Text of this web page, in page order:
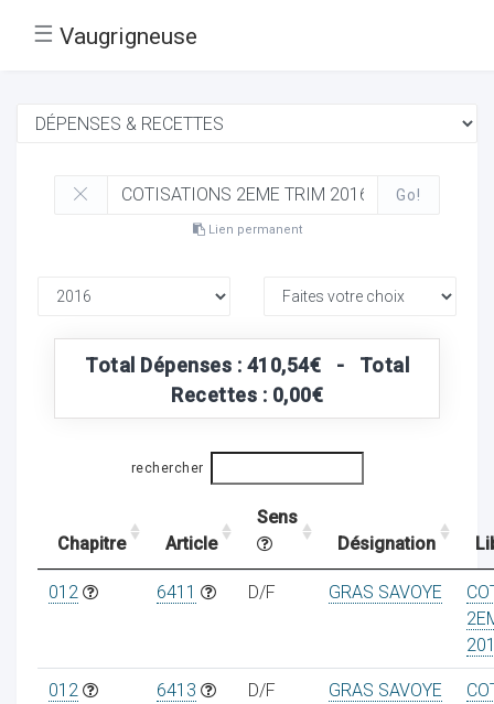
☰ Vaugrigneuse
Go!
Lien permanent
Total Dépenses : 410,54€ - Total
Recettes : 0,00€
rechercher
Chapitre Article
Sens
Désignation
012 6411 D/F GRAS SAVOYE
012 6413 D/F GRAS SAVOYE